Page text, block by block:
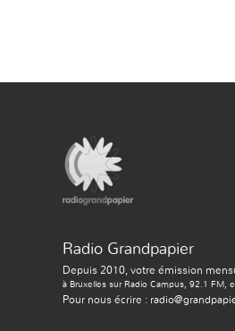
Radio Grandpapier
Depuis 2010, votre émission
à Bruxelles sur Radio Campus, 92.1 FM,
Pour nous écrire :